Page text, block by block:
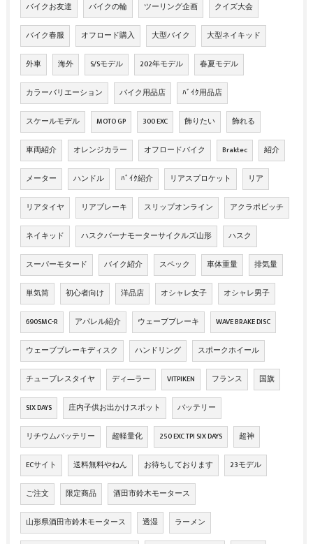
バイクお友達 バイクの輪 ツーリング企画 クイズ大会
バイク春服 オフロード購入 大型バイク 大型ネイキッド
外車 海外 S/Sモデル 202年モデル 春夏モデル
カラーバリエーション バイク用品店 ﾊﾞｲｸ用品店
スケールモデル MOTO GP 300 EXC 飾りたい 飾れる
車両紹介 オレンジカラー オフロードバイク Braktec 紹介
メーター ハンドル ﾊﾞｲｸ紹介 リアスプロケット リア
リアタイヤ リアブレーキ スリップオンライン アクラポビッチ
ネイキッド ハスクバーナモーターサイクルズ山形 ハスク
スーパーモタード バイク紹介 スペック 車体重量 排気量
単気筒 初心者向け 洋品店 オシャレ女子 オシャレ男子
690SMC-R アパレル紹介 ウェーブブレーキ WAVE BRAKE DISC
ウェーブブレーキディスク ハンドリング スポークホイール
チューブレスタイヤ ディ―ラー VITPIKEN フランス 国旗
SIX DAYS 庄内子供お出かけスポット バッテリー
リチウムバッテリー 超軽量化 250 EXC TPI SIX DAYS 超神
ECサイト 送料無料やねん お待ちしております 23モデル
ご注文 限定商品 酒田市鈴木モータース
山形県酒田市鈴木モータース 透湿 ラーメン